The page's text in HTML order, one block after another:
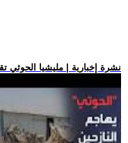
.. نشرة إخبارية | مليشيا